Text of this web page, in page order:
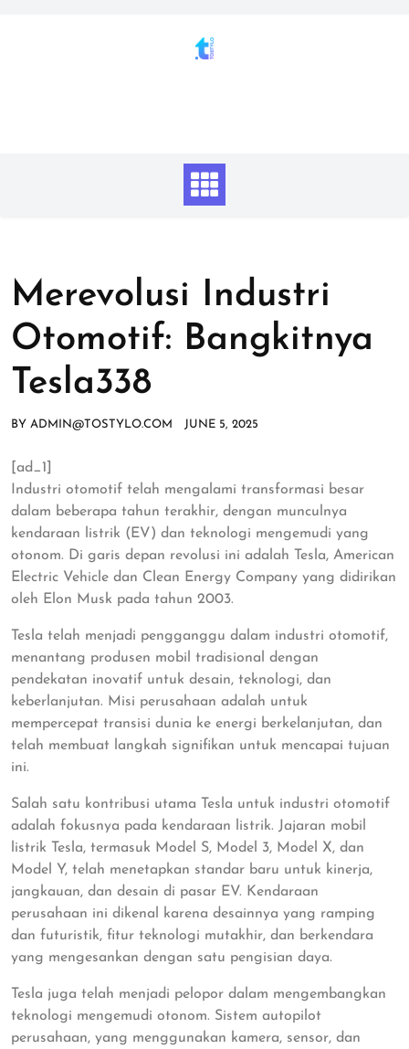
Merevolusi Industri
Otomotif: Bangkitnya
Tesla338
BY ADMIN@TOSTYLO.COM JUNE 5, 2025
[ad_1]
Industri otomotif telah mengalami transformasi besar
dalam beberapa tahun terakhir, dengan munculnya
kendaraan listrik (EV) dan teknologi mengemudi yang
otonom. Di garis depan revolusi ini adalah Tesla, American
Electric Vehicle dan Clean Energy Company yang didirikan
oleh Elon Musk pada tahun 2003.
Tesla telah menjadi pengganggu dalam industri otomotif,
menantang produsen mobil tradisional dengan
pendekatan inovatif untuk desain, teknologi, dan
keberlanjutan. Misi perusahaan adalah untuk
mempercepat transisi dunia ke energi berkelanjutan, dan
telah membuat langkah signifikan untuk mencapai tujuan
ini.
Salah satu kontribusi utama Tesla untuk industri otomotif
adalah fokusnya pada kendaraan listrik. Jajaran mobil
listrik Tesla, termasuk Model S, Model 3, Model X, dan
Model Y, telah menetapkan standar baru untuk kinerja,
jangkauan, dan desain di pasar EV. Kendaraan
perusahaan ini dikenal karena desainnya yang ramping
dan futuristik, fitur teknologi mutakhir, dan berkendara
yang mengesankan dengan satu pengisian daya.
Tesla juga telah menjadi pelopor dalam mengembangkan
teknologi mengemudi otonom. Sistem autopilot
perusahaan, yang menggunakan kamera, sensor, dan